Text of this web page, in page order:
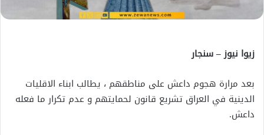
زيوا نيوز – سنجار
بعد مرارة هجوم داعش على مناطقهم ، يطالب ابناء الاقليات
الدينية في العراق تشريع قانون لحمايتهم و عدم تكرار ما فعله
داعش.